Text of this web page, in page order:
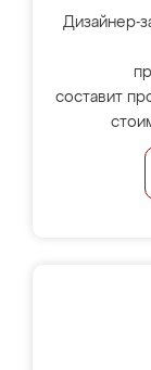
Дизайнер-
составит